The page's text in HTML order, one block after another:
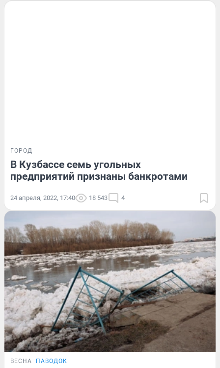
ГОРОД
В Кузбассе семь угольных
предприятий признаны банкротами
24 апреля, 2022, 17:40 18 543 4
ВЕСНА ПАВОДОК